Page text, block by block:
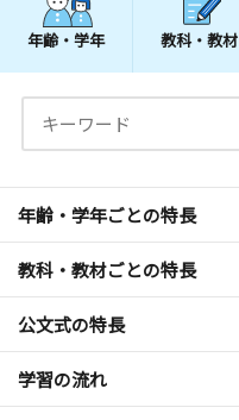
年齢・学年 教科・教材
年齢・学年ごとの特長
教科・教材ごとの特長
公文式の特長
学習の流れ